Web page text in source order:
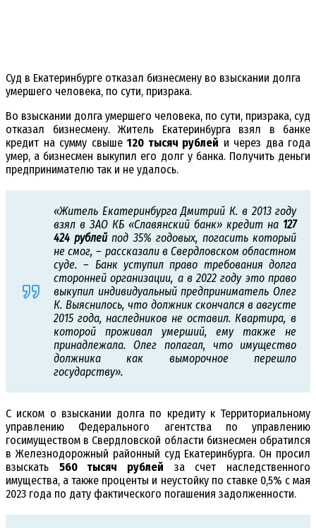
Суд в Екатеринбурге отказал бизнесмену во взыскании долга
умершего человека, по сути, призрака.
Во взыскании долга умершего человека, по сути, призрака, суд
отказал бизнесмену. Житель Екатеринбурга взял в банке
кредит на сумму свыше 120 тысяч рублей и через два года
умер, а бизнесмен выкупил его долг у банка. Получить деньги
предпринимателю так и не удалось.
«Житель Екатеринбурга Дмитрий К. в 2013 году
взял в ЗАО КБ «Славянский банк» кредит на 127
424 рублейпод 35% годовых, погасить который
не смог, – рассказали в Свердловском областном
суде. – Банк уступил право требования долга
сторонней организации, а в 2022 году это право
выкупил индивидуальный предприниматель Олег
К. Выяснилось, что должник скончался в августе
2015 года, наследников не оставил. Квартира, в
которой проживал умерший, ему также не
принадлежала. Олег полагал, что имущество
должника как выморочное перешло
государству».
С иском о взыскании долга по кредиту к Территориальному
управлению Федерального агентства по управлению
госимуществом в Свердловской области бизнесмен обратился
в Железнодорожный районный суд Екатеринбурга. Он просил
взыскать 560 тысяч рублей за счет наследственного
имущества, а также проценты и неустойку по ставке 0,5% с мая
2023 года по дату фактического погашения задолженности.